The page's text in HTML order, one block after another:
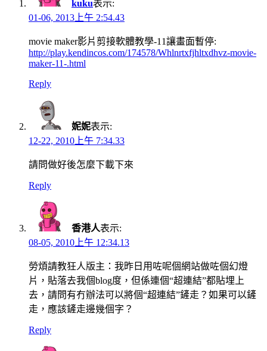
kuku表示:
01-06, 2013上午 2:54.43
movie maker影片剪接軟體教學-11讓畫面暫停:
http://play.kendincos.com/174578/Whlnrtxfjhltxdhvz-movie-
maker-11-.html
Reply
妮妮表示:
12-22, 2010上午 7:34.33
請問做好後怎麼下載下來
Reply
香港人表示:
08-05, 2010上午 12:34.13
勞煩請教狂人版主：我昨日用咗呢個網站做咗個幻燈
片，貼落去我個blog度，但係連個“超連結”都貼埋上
去，請問有冇辦法可以將個“超連結”鏟走？如果可以鏟
走，應該鏟走邊幾個字？
Reply